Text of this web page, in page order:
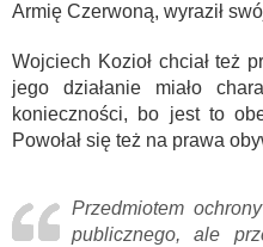
Armię Czerwoną, wyraził
Wojciech Kozioł chciał też
jego działanie miało
konieczności, bo jest to
Powołał się też na prawa
Przedmiotem
publicznego, ale